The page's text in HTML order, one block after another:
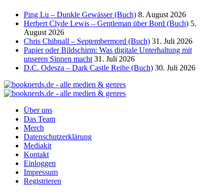
Ping Lu – Dunkle Gewässer (Buch) 8. August 2026
Herbert Clyde Lewis – Gentleman über Bord (Buch) 5.
August 2026
Chris Chibnall – Septembermord (Buch) 31. Juli 2026
Papier oder Bildschirm: Was digitale Unterhaltung mit
unseren Sinnen macht 31. Juli 2026
D.C. Odesza – Dark Castle Reihe (Buch) 30. Juli 2026
Über uns
Das Team
Merch
Datenschutzerklärung
Mediakit
Kontakt
Einloggen
Impressum
Registrieren